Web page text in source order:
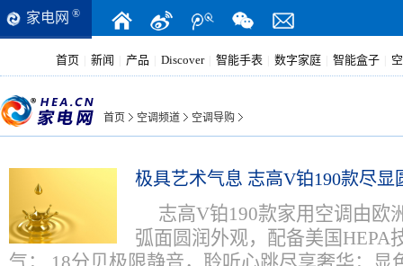
家电网 ®
首页 新闻 产品 Discover 智能手表 数字家庭 智能盒子
首页 空调频道 空调导购
极具艺术气息 志高V铂190款尽显
志高V铂190款家用空调由欧
弧面圆润外观，配备美国HEPA